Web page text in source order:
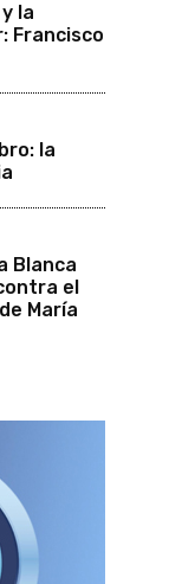
la
Francisco
la
Blanca
el
María